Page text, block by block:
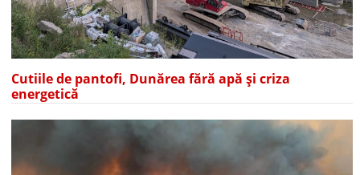
Cutiile de pantofi, Dunărea fără apă și criza
energetică